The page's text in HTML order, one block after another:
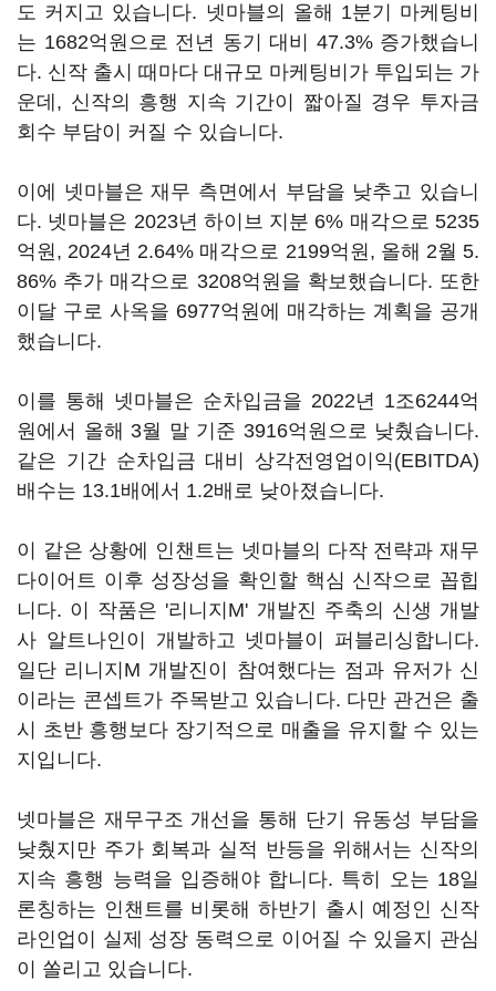
도 커지고 있습니다. 넷마블의 올해 1분기 마케팅비
는 1682억원으로 전년 동기 대비 47.3% 증가했습니
다. 신작 출시 때마다 대규모 마케팅비가 투입되는 가
운데, 신작의 흥행 지속 기간이 짧아질 경우 투자금
회수 부담이 커질 수 있습니다.
이에 넷마블은 재무 측면에서 부담을 낮추고 있습니
다. 넷마블은 2023년 하이브 지분 6% 매각으로 5235
억원, 2024년 2.64% 매각으로 2199억원, 올해 2월 5.
86% 추가 매각으로 3208억원을 확보했습니다. 또한
이달 구로 사옥을 6977억원에 매각하는 계획을 공개
했습니다.
이를 통해 넷마블은 순차입금을 2022년 1조6244억
원에서 올해 3월 말 기준 3916억원으로 낮췄습니다.
같은 기간 순차입금 대비 상각전영업이익(EBITDA)
배수는 13.1배에서 1.2배로 낮아졌습니다.
이 같은 상황에 인챈트는 넷마블의 다작 전략과 재무
다이어트 이후 성장성을 확인할 핵심 신작으로 꼽힙
니다. 이 작품은 '리니지M' 개발진 주축의 신생 개발
사 알트나인이 개발하고 넷마블이 퍼블리싱합니다.
일단 리니지M 개발진이 참여했다는 점과 유저가 신
이라는 콘셉트가 주목받고 있습니다. 다만 관건은 출
시 초반 흥행보다 장기적으로 매출을 유지할 수 있는
지입니다.
넷마블은 재무구조 개선을 통해 단기 유동성 부담을
낮췄지만 주가 회복과 실적 반등을 위해서는 신작의
지속 흥행 능력을 입증해야 합니다. 특히 오는 18일
론칭하는 인챈트를 비롯해 하반기 출시 예정인 신작
라인업이 실제 성장 동력으로 이어질 수 있을지 관심
이 쏠리고 있습니다.